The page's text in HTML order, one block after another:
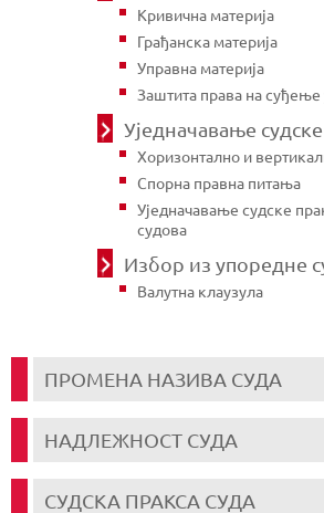
Кривична материја
Грађанска материја
Управна материја
Заштита права на
Уједначавање
Хоризонтално и
Спорна правна питања
Уједначавање судске
судова
Избор из упоредне
Валутна клаузула
ПРОМЕНА НАЗИВА СУДА
НАДЛЕЖНОСТ СУДА
СУДСКА ПРАКСА СУДА